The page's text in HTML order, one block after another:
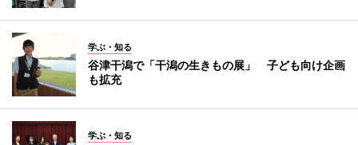
学ぶ・知る
谷津干潟で「干潟の生きもの展」 子ども向け企画
も拡充
学ぶ・知る